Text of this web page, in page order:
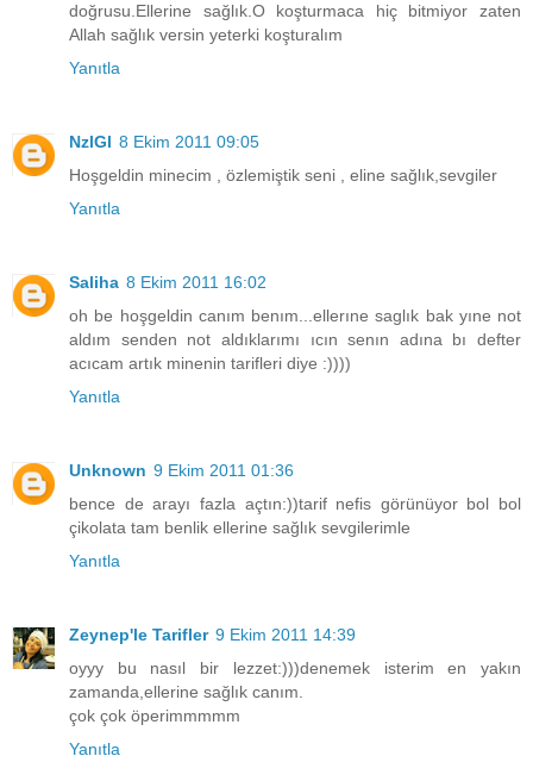
doğrusu.Ellerine sağlık.O koşturmaca hiç bitmiyor zaten
Allah sağlık versin yeterki koşturalım
Yanıtla
NzlGl 8 Ekim 2011 09:05
Hoşgeldin minecim , özlemiştik seni , eline sağlık,sevgiler
Yanıtla
Saliha 8 Ekim 2011 16:02
oh be hoşgeldin canım benım...ellerıne saglık bak yıne not
aldım senden not aldıklarımı ıcın senın adına bı defter
acıcam artık minenin tarifleri diye :))))
Yanıtla
Unknown 9 Ekim 2011 01:36
bence de arayı fazla açtın:))tarif nefis görünüyor bol bol
çikolata tam benlik ellerine sağlık sevgilerimle
Yanıtla
Zeynep'le Tarifler 9 Ekim 2011 14:39
oyyy bu nasıl bir lezzet:)))denemek isterim en yakın
zamanda,ellerine sağlık canım.
çok çok öperimmmmm
Yanıtla